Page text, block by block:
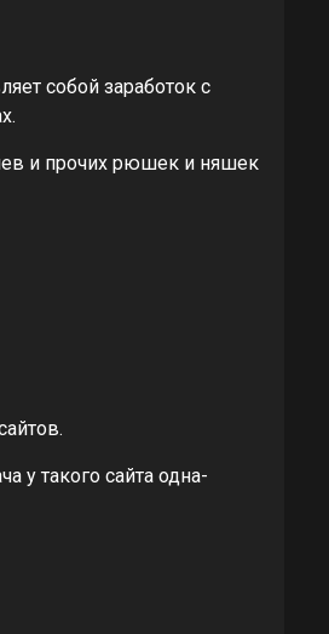
собой заработок с
и прочих рюшек и няшек
у такого сайта одна-